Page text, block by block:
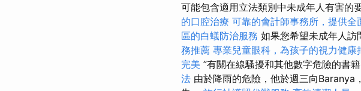
可能包含適用立法類別中未成年人有害的
的口腔治療 可靠的會計師事務所，提供全
區的白蟻防治服務 如果您希望未成年人訪
務推薦 專業兒童眼科，為孩子的視力健康
完美 ”有關在線騷擾和其他數字危險的書
法 由於降雨的危險，他於週三向